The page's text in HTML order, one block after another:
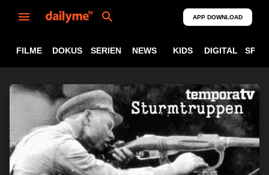
APP DOWNLOAD
FILME DOKUS SERIEN NEWS KIDS DIGITAL